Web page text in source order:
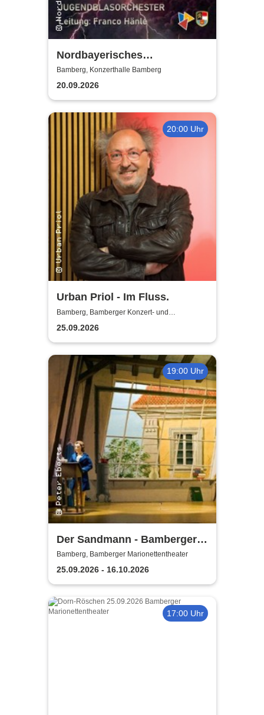
Nordbayerisches
Jugendblasorchester |
Konzerthalle Bamberg
Bamberg, Konzerthalle Bamberg
20.09.2026
20:00 Uhr
Urban Priol - Im Fluss.
Bamberg, Bamberger Konzert- und
Kongresshalle (Hegelsaal)
25.09.2026
19:00 Uhr
Der Sandmann - Bamberger
Marionettentheater
Bamberg, Bamberger Marionettentheater
25.09.2026 - 16.10.2026
17:00 Uhr